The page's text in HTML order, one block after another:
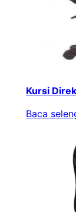
Kursi
Baca